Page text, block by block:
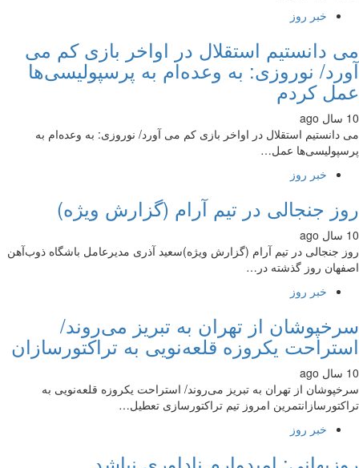
خبر روز
دانستیم استقلال در اواخر بازی کم می
نوروزی: به وعده‌ام به پرسپولیسی‌ها
کردم
استقلال در اواخر بازی کم می آورد/ نوروزی: به وعده‌ام به
عمل…
خبر روز
جنجالی در تیم آرام (گزارش ویژه)
جنجالی در تیم آرام (گزارش ویژه)سعید آذری مدیرعامل باشگاه ذوب‌‌آهن
روز گذشته در…
خبر روز
از تهران به تبریز می‌روند/
یکروزه قلعه‌نویی به تراکتورسازان
از تهران به تبریز می‌روند/ استراحت یکروزه قلعه‌نویی به
امروز تیم تراکتورسازی تعطیل…
خبر روز